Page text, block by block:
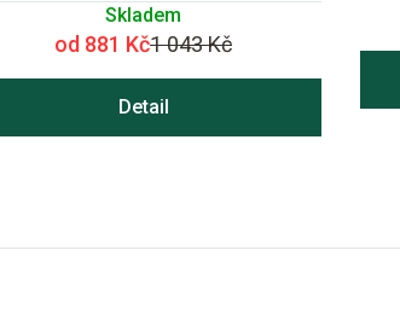
Skladem
od 881 Kč1 043 Kč
Detail